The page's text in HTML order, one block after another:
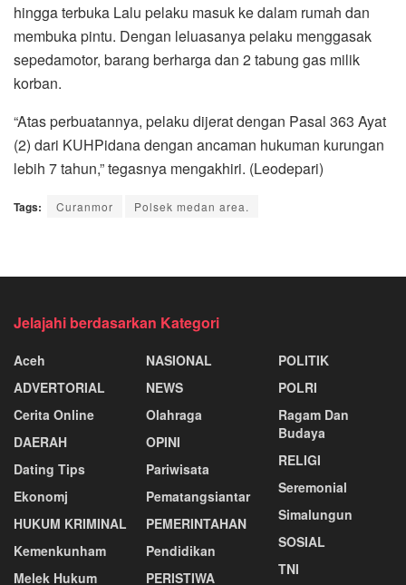
hingga terbuka Lalu pelaku masuk ke dalam rumah dan
membuka pintu. Dengan leluasanya pelaku menggasak
sepedamotor, barang berharga dan 2 tabung gas milik
korban.
“Atas perbuatannya, pelaku dijerat dengan Pasal 363 Ayat
(2) dari KUHPidana dengan ancaman hukuman kurungan
lebih 7 tahun,” tegasnya mengakhiri. (Leodepari)
Tags: Curanmor Polsek medan area.
Jelajahi berdasarkan Kategori
Aceh
ADVERTORIAL
Cerita Online
DAERAH
Dating Tips
Ekonomj
HUKUM KRIMINAL
Kemenkunham
Melek Hukum
NASIONAL
NEWS
Olahraga
OPINI
Pariwisata
Pematangsiantar
PEMERINTAHAN
Pendidikan
PERISTIWA
POLITIK
POLRI
Ragam Dan
Budaya
RELIGI
Seremonial
Simalungun
SOSIAL
TNI